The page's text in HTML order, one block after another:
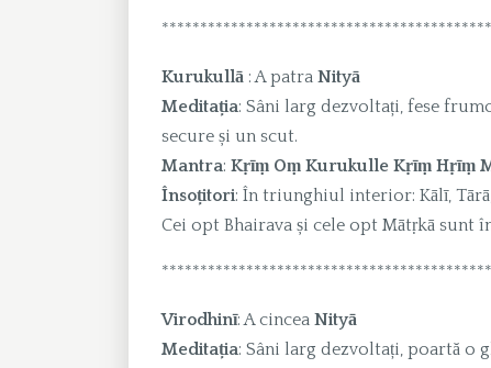
Kurukullā : A patra Nityā
Meditația: Sâni larg dezvoltați, fese
secure și un scut.
Mantra: Kṛīṃ Oṃ Kurukulle Kṛīṃ Hṛīṃ
Însoțitori: În triunghiul interior: Kālī,
Cei opt Bhairava și cele opt Mātṛkā sunt
Virodhinī: A cincea Nityā
Meditația: Sâni larg dezvoltați, poartă o